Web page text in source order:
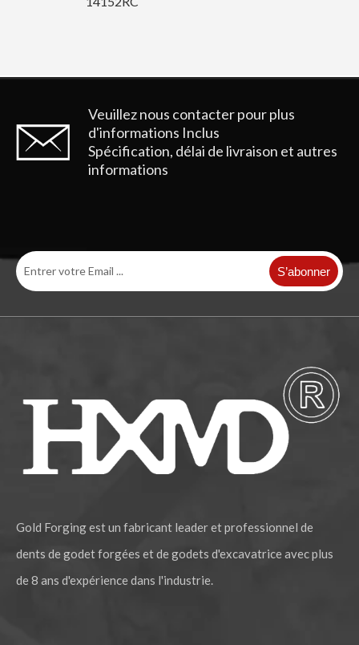
Veuillez nous contacter pour plus
d'informations Inclus
Spécification, délai de livraison et autres
informations
S’abonner
Gold Forging est un fabricant leader et professionnel de
dents de godet forgées et de godets d'excavatrice avec plus
de 8 ans d'expérience dans l'industrie.